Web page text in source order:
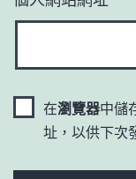
在瀏覽器中儲
址，以供下次